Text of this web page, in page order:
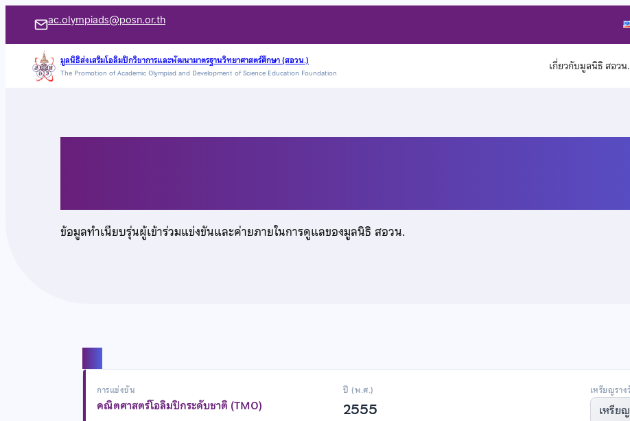
เนื้อหา
ac.olympiads@posn.or.th
มูลนิธิส่งเสริมโอลิมปิกวิชาการและพัฒนามาตรฐานวิทยาศาสตร์ศึกษา (สอวน.)
The Promotion of Academic Olympiad and Development of Science Education Foundation เกี่ยวกับมูลนิธิ สอวน.
ข้อมูลทำเนียบรุ่นผู้เข้าร่วมแข่งขันและค่ายภายในการดูแลของมูลนิธิ สอวน.
การแข่งขัน
คณิตศาสตร์โอลิมปิกระดับชาติ (TMO)
ปี (พ.ศ.)
2555
เหรียญราง
เหรีย